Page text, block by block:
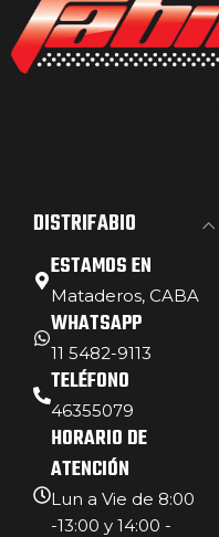
DISTRIFABIO
ESTAMOS EN
Mataderos, CABA
WHATSAPP
11 5482-9113
TELÉFONO
46355079
HORARIO DE
ATENCIÓN
Lun a Vie de 8:00
-13:00 y 14:00 -